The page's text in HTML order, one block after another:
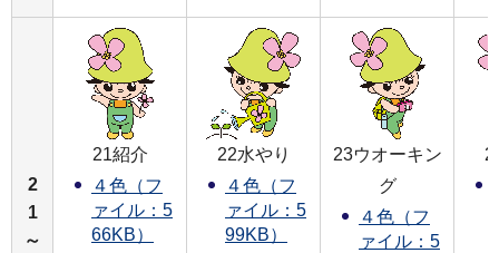
2
1
～
21紹介
４色（フ
ァイル：5
66KB）
22水やり
４色（フ
ァイル：5
99KB）
23ウオーキン
グ
４色（フ
ァイル：5